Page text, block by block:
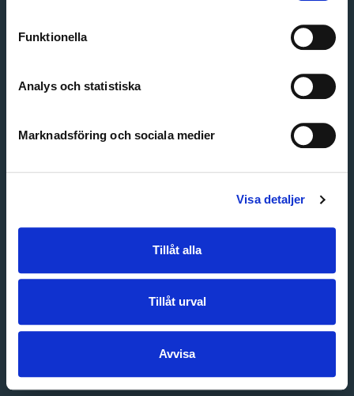
Funktionella
Analys och statistiska
Marknadsföring och sociala medier
Visa detaljer
Tillåt alla
Tillåt urval
Avvisa
Customer service